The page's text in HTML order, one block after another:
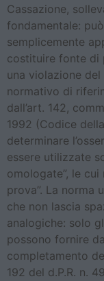
Cassazione,
fondamentale:
semplicemente
costituire fonte di
una violazione
normativo di
dall’art. 142,
1992 (Codice
determinare
essere utilizzate
omologate”, le
prova”. La norma
che non lascia
analogiche: solo
possono fornire
completamento
192 del d.P.R. n.